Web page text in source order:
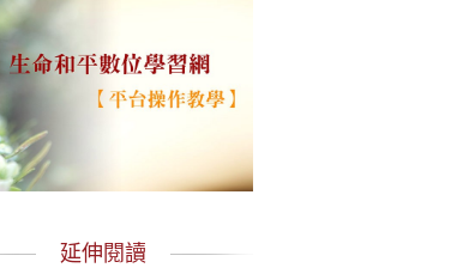
延伸閱讀